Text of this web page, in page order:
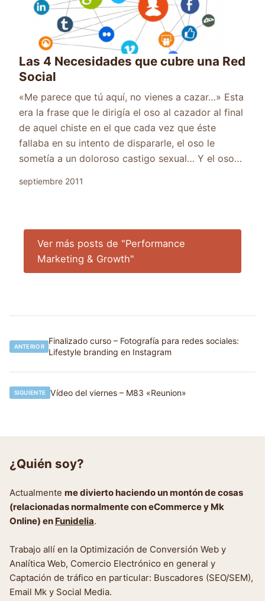
Las 4 Necesidades que cubre una Red
Social
«Me parece que tú aquí, no vienes a cazar…» Esta
era la frase que le dirigía el oso al cazador al final
de aquel chiste en el que cada vez que éste
fallaba en su intento de dispararle, el oso le
sometía a un doloroso castigo sexual… Y el oso…
septiembre 2011
Ver más posts de "Performance
Marketing & Growth"
Navegación
de
entradas
ANTERIOR
Finalizado curso – Fotografía para redes sociales:
Lifestyle branding en Instagram
SIGUIENTE Vídeo del viernes – M83 «Reunion»
¿Quién soy?
Actualmente me divierto haciendo un montón de cosas
(relacionadas normalmente con eCommerce y Mk
Online) en Funidelia.
Trabajo allí en la Optimización de Conversión Web y
Analítica Web, Comercio Electrónico en general y
Captación de tráfico en particular: Buscadores (SEO/SEM),
Email Mk y Social Media.